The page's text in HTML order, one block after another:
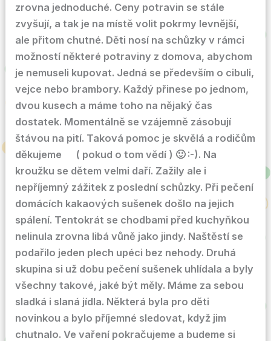
zrovna jednoduché. Ceny potravin se stále
zvyšují, a tak je na místě volit pokrmy levnější,
ale přitom chutné. Děti nosí na schůzky v rámci
možností některé potraviny z domova, abychom
je nemuseli kupovat. Jedná se především o cibuli,
vejce nebo brambory. Každý přinese po jednom,
dvou kusech a máme toho na nějaký čas
dostatek. Momentálně se vzájemně zásobují
štávou na pití. Taková pomoc je skvělá a rodičům
děkujeme ( pokud o tom vědí ) 🙂 :-). Na
kroužku se dětem velmi daří. Zažily ale i
nepříjemný zážitek z poslední schůzky. Při pečení
domácích kakaových sušenek došlo na jejich
spálení. Tentokrát se chodbami před kuchyňkou
nelinula zrovna libá vůně jako jindy. Naštěstí se
podařilo jeden plech upéci bez nehody. Druhá
skupina si už dobu pečení sušenek uhlídala a byly
všechny takové, jaké být měly. Máme za sebou
sladká i slaná jídla. Některá byla pro děti
novinkou a bylo příjemné sledovat, když jim
chutnalo. Ve vaření pokračujeme a budeme si